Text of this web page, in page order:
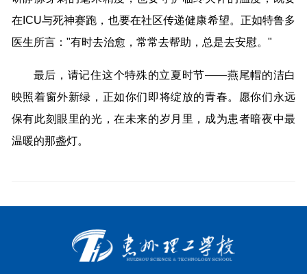
在ICU与死神赛跑，也要在社区传递健康希望。正如特鲁多
医生所言："有时去治愈，常常去帮助，总是去安慰。"
最后，请记住这个特殊的立夏时节——燕尾帽的洁白
映照着窗外新绿，正如你们即将绽放的青春。愿你们永远
保有此刻眼里的光，在未来的岁月里，成为患者暗夜中最
温暖的那盏灯。